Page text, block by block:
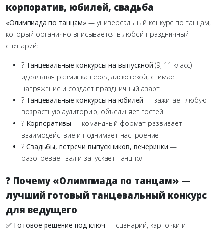
корпоратив, юбилей, свадьба
«Олимпиада по танцам» — универсальный конкурс по танцам,
который органично вписывается в любой праздничный
сценарий:
? Танцевальные конкурсы на выпускной (9, 11 класс) —
идеальная разминка перед дискотекой, снимает
напряжение и создаёт праздничный азарт
? Танцевальные конкурсы на юбилей — зажигает любую
возрастную аудиторию, объединяет гостей
? Корпоративы — командный формат развивает
взаимодействие и поднимает настроение
? Свадьбы, встречи выпускников, вечеринки —
разогревает зал и запускает танцпол
? Почему «Олимпиада по танцам» —
лучший готовый танцевальный конкурс
для ведущего
✅ Готовое решение под ключ — сценарий, карточки и